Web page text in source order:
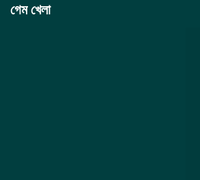
গেম খেলা